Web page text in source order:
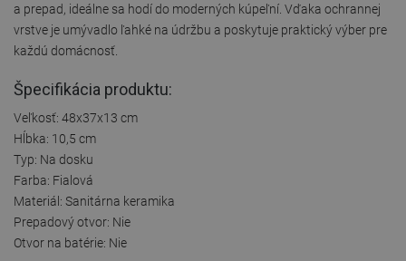
a prepad, ideálne sa hodí do moderných kúpeľní. Vďaka ochrannej
vrstve je umývadlo ľahké na údržbu a poskytuje praktický výber pre
každú domácnosť.
Špecifikácia produktu:
Veľkosť: 48x37x13 cm
Hĺbka: 10,5 cm
Typ: Na dosku
Farba: Fialová
Materiál: Sanitárna keramika
Prepadový otvor: Nie
Otvor na batérie: Nie